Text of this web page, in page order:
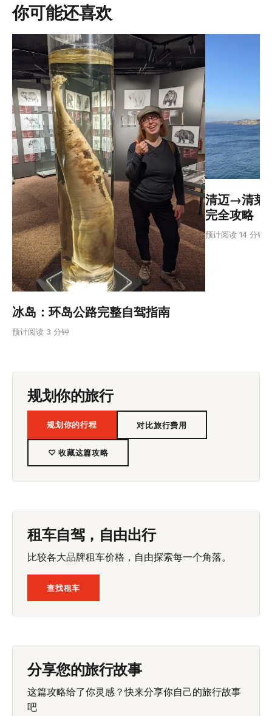
你可能还喜欢
冰岛：环岛公路完整自驾指南
预计阅读 3 分钟
清迈→清莱
完全攻略
预计阅读 14 分钟
规划你的旅行
规划你的行程 对比旅行费用
♡ 收藏这篇攻略
租车自驾，自由出行
比较各大品牌租车价格，自由探索每一个角落。
查找租车
分享您的旅行故事
这篇攻略给了你灵感？快来分享你自己的旅行故事
吧